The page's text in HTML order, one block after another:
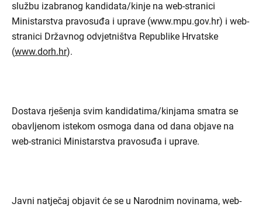
službu izabranog kandidata/kinje na web-stranici
Ministarstva pravosuđa i uprave (www.mpu.gov.hr) i web-
stranici Državnog odvjetništva Republike Hrvatske
(www.dorh.hr).
Dostava rješenja svim kandidatima/kinjama smatra se
obavljenom istekom osmoga dana od dana objave na
web-stranici Ministarstva pravosuđa i uprave.
Javni natječaj objavit će se u Narodnim novinama, web-